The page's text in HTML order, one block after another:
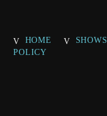
HOME SHOWS
POLICY